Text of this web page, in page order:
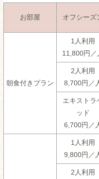
お部屋 オフシーズ
朝食付きプラン
1人利用
11,800円／
2人利用
8,700円／
エキストラ
ッド
6,700円／
1人利用
9,800円／
2人利用